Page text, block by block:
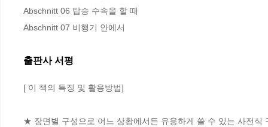
Abschnitt 06 탑승 수속을 할 때
Abschnitt 07 비행기 안에서
출판사 서평
[ 이 책의 특징 및 활용방법]
★ 장면별 구성으로 어느 상황에서든 유용하게 쓸 수 있는 사전식